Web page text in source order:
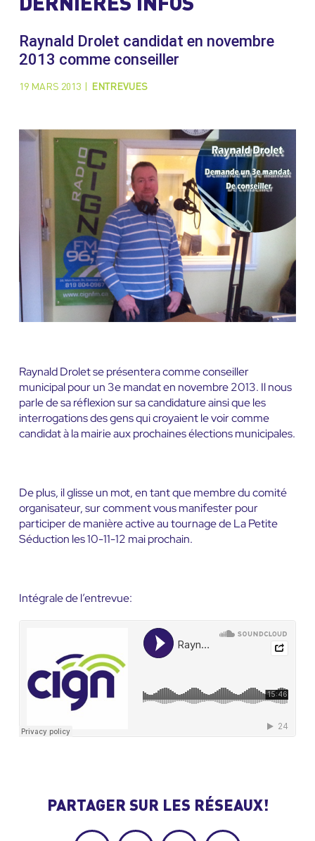
DERNIÈRES INFOS
Raynald Drolet candidat en novembre
2013 comme conseiller
19 MARS 2013 ENTREVUES
Raynald Drolet se présentera comme conseiller
municipal pour un 3e mandat en novembre 2013. Il nous
parle de sa réflexion sur sa candidature ainsi que les
interrogations des gens qui croyaient le voir comme
candidat à la mairie aux prochaines élections municipales.
De plus, il glisse un mot, en tant que membre du comité
organisateur, sur comment vous manifester pour
participer de manière active au tournage de La Petite
Séduction les 10-11-12 mai prochain.
Intégrale de l’entrevue:
PARTAGER SUR LES RÉSEAUX!